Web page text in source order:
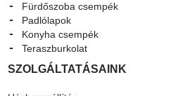
Fürdőszoba csempék
Padlólapok
Konyha csempék
Teraszburkolat
SZOLGÁLTATÁSAINK